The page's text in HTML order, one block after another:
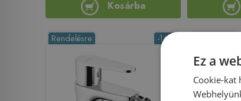
Kosárba
-16%
Rendelésre
Ez a
Cookie-kat